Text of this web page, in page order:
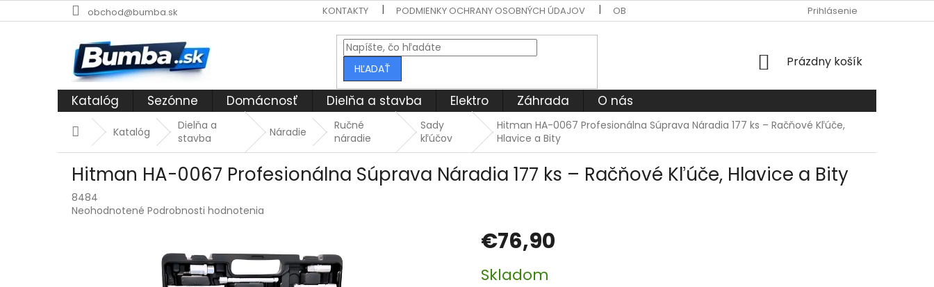
na
obchod@bumba.sk KONTAKTY PODMIENKY OCHRANY OSOBNÝCH ÚDAJOV OBCHODNÉ PODMIENKY DOPRAVA A PLATBA
Prihlásenie
HĽADAŤ
NÁKUPNÝ
Prázdny košík
Katalóg Sezónne Domácnosť Dielňa a stavba Elektro Záhrada O nás
DomovKatalóg
Dielňa a
stavba
Náradie
Ručné
náradie
Sady
kľúčov
Hitman HA-0067 Profesionálna Súprava Náradia 177 ks – Račňové Kľúče,
Hlavice a Bity
Hitman HA-0067 Profesionálna Súprava Náradia 177 ks – Račňové Kľúče, Hlavice a Bity
8484
Priemerné
Neohodnotené Podrobnosti hodnotenia
€76,90
cena:
Skladom